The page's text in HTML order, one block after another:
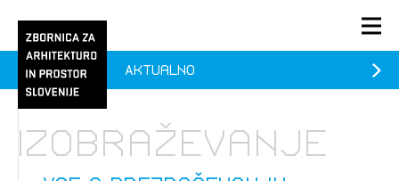
PRIJAVA
1/1
Pozdravljeni
Izobraževanje
Aktualno
1/1
prijava
1/2
Prijava na novičnik